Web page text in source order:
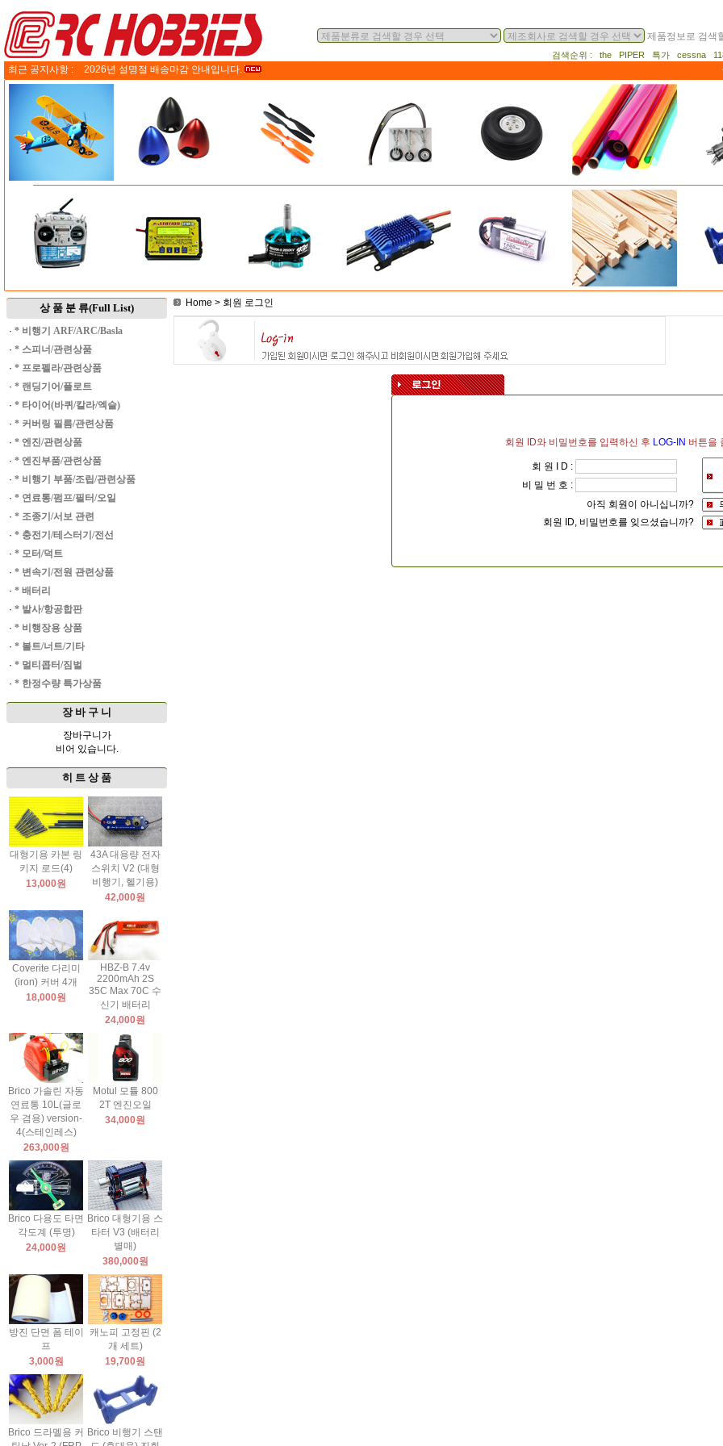
제품정보로 검색
검색순위 : the PIPER 특가 cessna
최근 공지사항 : 2026년 설명절 배송마감 안내입니다.
상 품 분 류(Full List)
· * 비행기 ARF/ARC/Basla
· * 스피너/관련상품
· * 프로펠라/관련상품
· * 랜딩기어/플로트
· * 타이어(바퀴/칼라/엑슬)
· * 커버링 필름/관련상품
· * 엔진/관련상품
· * 엔진부품/관련상품
· * 비행기 부품/조립/관련상품
· * 연료통/펌프/필터/오일
· * 조종기/서보 관련
· * 충전기/테스터기/전선
· * 모터/덕트
· * 변속기/전원 관련상품
· * 배터리
· * 발사/항공합판
· * 비행장용 상품
· * 볼트/너트/기타
· * 멀티콥터/짐벌
· * 한정수량 특가상품
장 바 구 니
장바구니가
비어 있습니다.
히 트 상 품
대형기용 카본 링
키지 로드(4)
13,000원
43A 대용량 전자
스위치 V2 (대형
비행기, 헬기용)
42,000원
Coverite 다리미
(iron) 커버 4개
18,000원
HBZ-B 7.4v
2200mAh 2S
35C Max 70C 수
신기 배터리
24,000원
Brico 가솔린 자동
연료통 10L(글로
우 겸용) version-
4(스테인레스)
263,000원
Motul 모튤 800
2T 엔진오일
34,000원
Brico 다용도 타면
각도계 (투명)
24,000원
Brico 대형기용 스
타터 V3 (배터리
별매)
380,000원
방진 단면 폼 테이
프
3,000원
캐노피 고정핀 (2
개 세트)
19,700원
Brico 드라멜용 커
Brico 비행기 스탠
Home > 회원 로그인
회원 ID와 비밀번호를 입력하신 후 LOG-IN 버튼을
회 원 I D :
비 밀 번 호 :
아직 회원이 아니십니까?
회원 ID, 비밀번호를 잊으셨습니까?